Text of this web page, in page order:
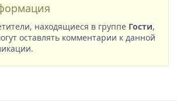
находящиеся в группе Гости,
оставлять комментарии к данной